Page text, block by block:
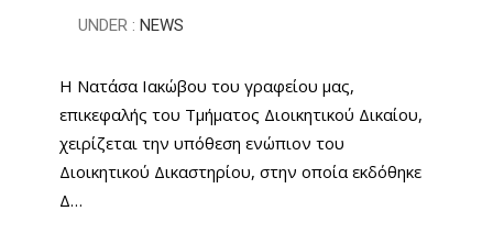
UNDER : NEWS
Η Νατάσα Ιακώβου του γραφείου μας,
επικεφαλής του Τμήματος Διοικητικού Δικαίου,
χειρίζεται την υπόθεση ενώπιον του
Διοικητικού Δικαστηρίου, στην οποία εκδόθηκε
Δ…